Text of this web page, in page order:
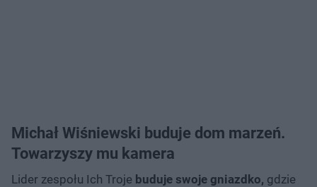
Michał Wiśniewski buduje dom marzeń.
Towarzyszy mu kamera
Lider zespołu Ich Troje buduje swoje gniazdko, gdzie